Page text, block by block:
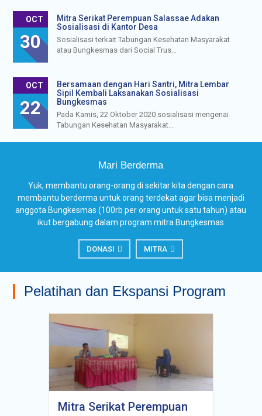
OCT
30
Mitra Serikat Perempuan Salassae Adakan
Sosialisasi di Kantor Desa
Sosialisasi terkait Tabungan Kesehatan Masyarakat
atau Bungkesmas dari Social Trus…
OCT
22
Bersamaan dengan Hari Santri, Mitra Lembar
Sipil Kembali Laksanakan Sosialisasi
Bungkesmas
Pada Kamis, 22 Oktober 2020 sosialisasi mengenai
Tabungan Kesehatan Masyarakat…
Mari Berderma
Yuk, membantu orang-orang di sekitar kita dengan cara
membantu berderma untuk orang terdekat agar bisa menjadi
anggota Bungkesmas (100rb per orang untuk satu tahun) atau
ikut bergabung dalam program mitra Bungkesmas
DONASI MITRA
Pelatihan dan Ekspansi Program
Mitra Serikat Perempuan